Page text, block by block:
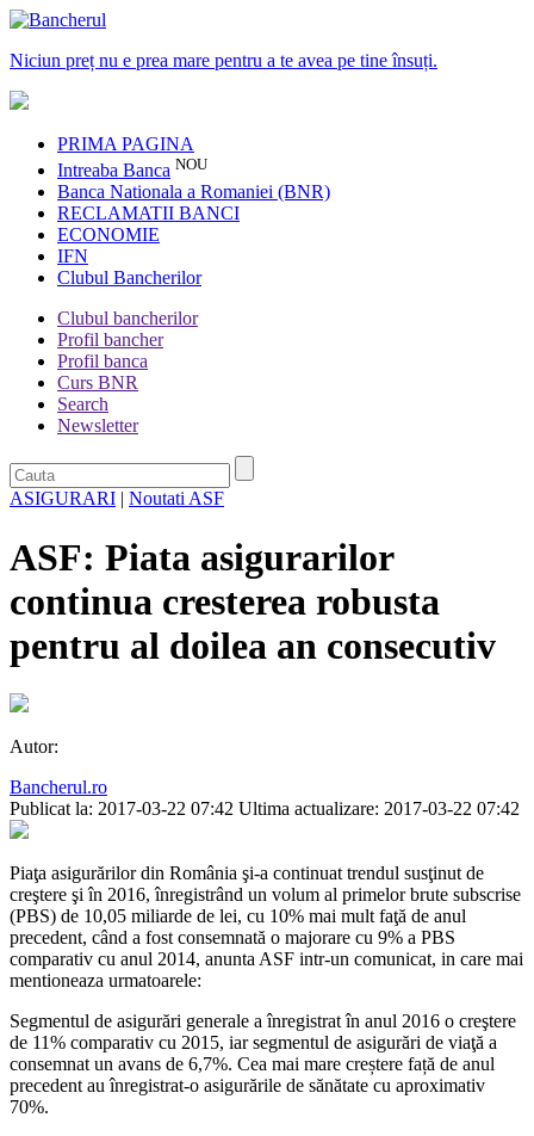
Niciun preț nu e prea mare pentru a te avea pe tine însuți.
PRIMA PAGINA
Intreaba Banca NOU
Banca Nationala a Romaniei (BNR)
RECLAMATII BANCI
ECONOMIE
IFN
Clubul Bancherilor
Clubul bancherilor
Profil bancher
Profil banca
Curs BNR
Search
Newsletter
ASIGURARI | Noutati ASF
ASF: Piata asigurarilor
continua cresterea robusta
pentru al doilea an consecutiv
Autor:
Bancherul.ro
Publicat la: 2017-03-22 07:42 Ultima actualizare: 2017-03-22 07:42
Piaţa asigurărilor din România şi-a continuat trendul susţinut de
creştere şi în 2016, înregistrând un volum al primelor brute subscrise
(PBS) de 10,05 miliarde de lei, cu 10% mai mult faţă de anul
precedent, când a fost consemnată o majorare cu 9% a PBS
comparativ cu anul 2014, anunta ASF intr-un comunicat, in care mai
mentioneaza urmatoarele:
Segmentul de asigurări generale a înregistrat în anul 2016 o creştere
de 11% comparativ cu 2015, iar segmentul de asigurări de viaţă a
consemnat un avans de 6,7%. Cea mai mare creștere față de anul
precedent au înregistrat-o asigurările de sănătate cu aproximativ
70%.